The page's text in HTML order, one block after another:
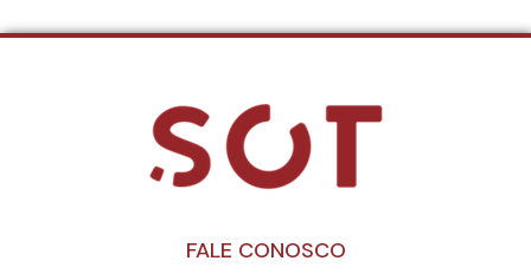
FALE CONOSCO